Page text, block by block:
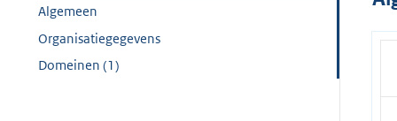
Algemeen
Organisatiegegevens
Domeinen (1)